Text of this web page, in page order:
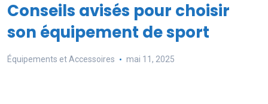
Conseils avisés pour choisir
son équipement de sport
Équipements et Accessoires mai 11, 2025